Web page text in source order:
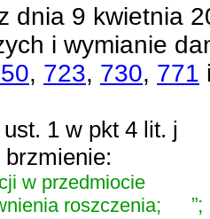
dnia 9 kwietnia
i wymianie
, 723, 730, 771
1 w pkt 4 lit. j
w przedmiocie
roszczenia;
”
;